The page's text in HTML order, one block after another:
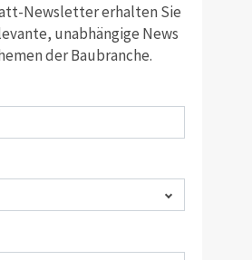
Newsletter erhalten Sie
unabhängige News
der Baubranche.